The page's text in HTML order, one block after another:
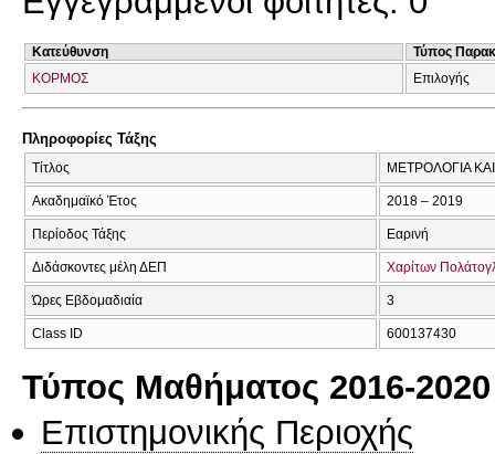
Κατεύθυνση
Τύπος
ΚΟΡΜΟΣ
Επιλογής
Πληροφορίες Τάξης
Τίτλος ΜΕΤΡΟΛΟΓΙΑ
Ακαδημαϊκό Έτος 2018 – 2019
Περίοδος Τάξης Εαρινή
Διδάσκοντες μέλη ΔΕΠ Χαρίτων
Ώρες Εβδομαδιαία 3
Class ID 600137430
Τύπος Μαθήματος 2016-2020
Επιστημονικής Περιοχής